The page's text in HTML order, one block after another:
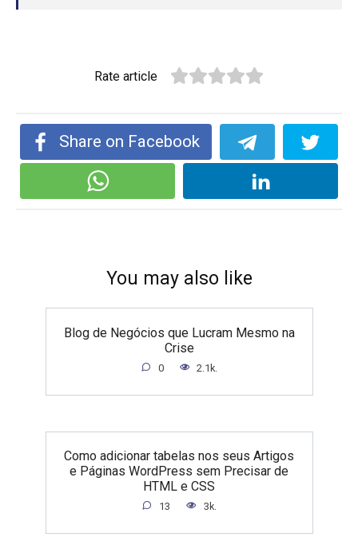
Rate article
Share on Facebook
You may also like
Blog de Negócios que Lucram Mesmo na
Crise
0 2.1k.
Como adicionar tabelas nos seus Artigos
e Páginas WordPress sem Precisar de
HTML e CSS
13 3k.